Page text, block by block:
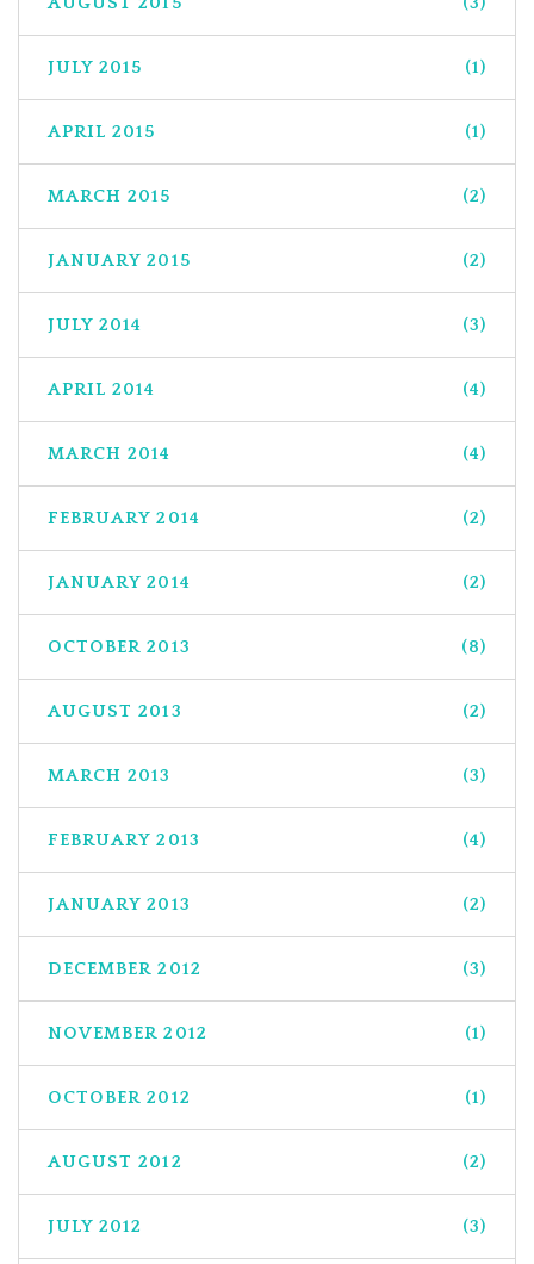
JULY 2015 (1)
APRIL 2015 (1)
MARCH 2015 (2)
JANUARY 2015 (2)
JULY 2014 (3)
APRIL 2014 (4)
MARCH 2014 (4)
FEBRUARY 2014 (2)
JANUARY 2014 (2)
OCTOBER 2013 (8)
AUGUST 2013 (2)
MARCH 2013 (3)
FEBRUARY 2013 (4)
JANUARY 2013 (2)
DECEMBER 2012 (3)
NOVEMBER 2012 (1)
OCTOBER 2012 (1)
AUGUST 2012 (2)
JULY 2012 (3)